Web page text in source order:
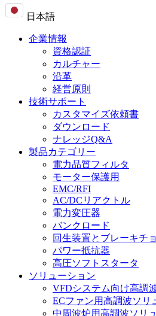
日本語
企業情報
資格認証
カルチャー
沿革
経営原則
技術サポート
カスタマイズ依頼書
ダウンロード
ナレッジQ&A
製品カテゴリー
電力品質フィルタ
モーター保護用
EMC/RFI
AC/DCリアクトル
電力変圧器
バンクロード
回生装置とブレーキチ
パワー抵抗器
高圧ソフトスタータ
ソリューション
VFDシステム向け高調
ECファン用高調波ソリ
中周波炉用高調波ソリ